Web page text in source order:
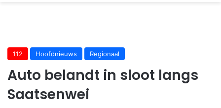
112 Hoofdnieuws Regionaal
Auto belandt in sloot langs
Saatsenwei